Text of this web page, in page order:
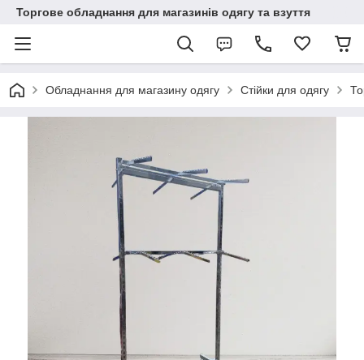
Торгове обладнання для магазинів одягу та взуття
Обладнання для магазину одягу Стійки для одягу